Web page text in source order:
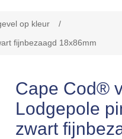
op kleur
/
fijnbezaagd 18x86mm
Cape Cod®
Lodgepole
zwart